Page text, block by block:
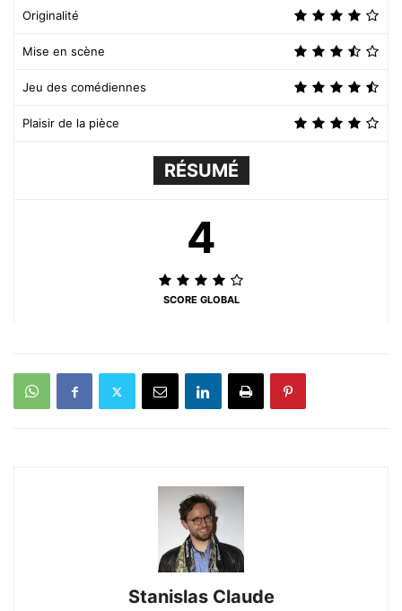
Originalité
Mise en scène
Jeu des comédiennes
Plaisir de la pièce
RÉSUMÉ
4
SCORE GLOBAL
Stanislas Claude